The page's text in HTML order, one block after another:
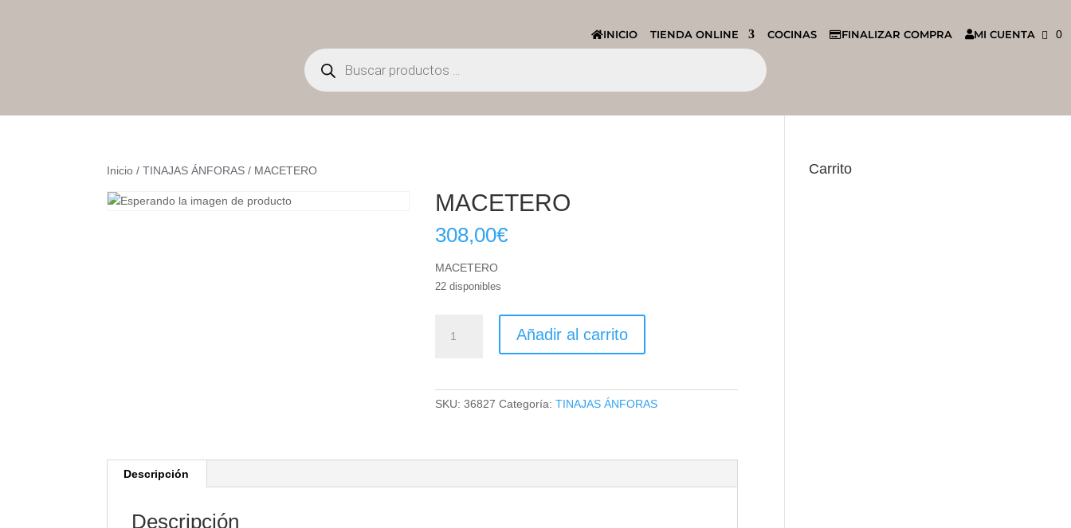
INICIO TIENDA ONLINE COCINAS FINALIZAR COMPRA MI CUENTA
0
Búsqueda
de
productos
Inicio /TINAJAS ÁNFORAS / MACETERO
MACETERO
308,00€
MACETERO
22 disponibles
cantidad
Añadir al carrito
SKU:36827 Categoría:TINAJAS ÁNFORAS
Descripción
Descripción
Carrito